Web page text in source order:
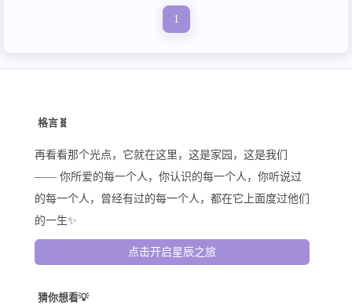
1
格言🧬
再看看那个光点，它就在这里，这是家园，这是我们
—— 你所爱的每一个人，你认识的每一个人，你听说过
的每一个人，曾经有过的每一个人，都在它上面度过他们
的一生✨
点击开启星辰之旅
猜你想看💡